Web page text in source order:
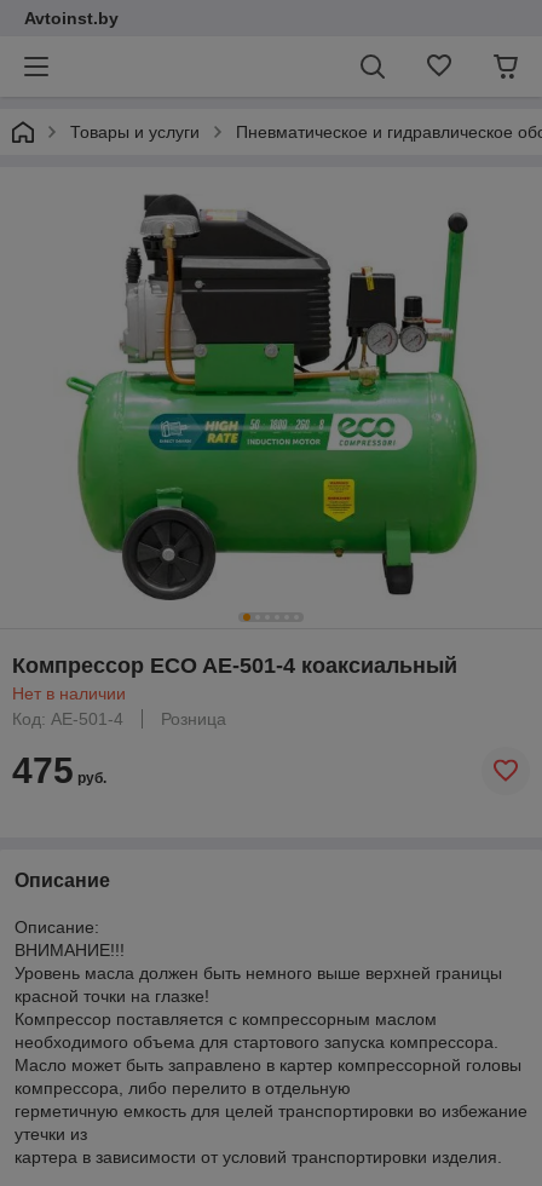
Avtoinst.by
Товары и услуги Пневматическое и гидравлическое
Компрессор ECO AE-501-4 коаксиальный
Нет в наличии
Код: AE-501-4
Розница
475 руб.
Описание
Описание:
ВНИМАНИЕ!!!
Уровень масла должен быть немного выше верхней границы
красной точки на глазке!
Компрессор поставляется с компрессорным маслом
необходимого объема для стартового запуска компрессора.
Масло может быть заправлено в картер компрессорной головы
компрессора, либо перелито в отдельную
герметичную емкость для целей транспортировки во избежание
утечки из
картера в зависимости от условий транспортировки изделия.